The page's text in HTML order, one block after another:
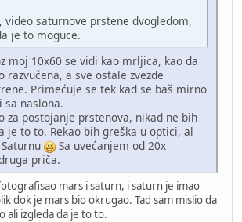
video saturnove prstene dvogledom,
je to moguce.
moj 10x60 se vidi kao mrljica, kao da
razvučena, a sve ostale zvezde
Primećuje se tek kad se baš mirno
sa naslona.
za postojanje prstenova, nikad ne bih
je to to. Rekao bih greška u optici, al
Sa uvećanjem od 20x
priča.
mars i saturn, i saturn je imao
dok je mars bio okrugao. Tad sam mislio da
ali izgleda da je to to.